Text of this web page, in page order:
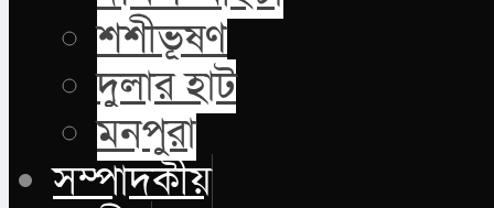
শশীভূষণ
দুলার হাট
মনপুরা
সম্পাদকীয়